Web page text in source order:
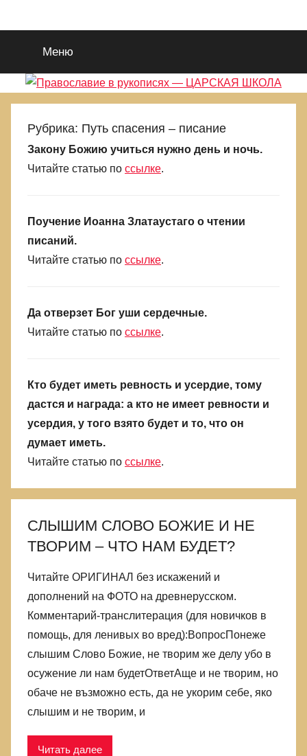
к
содержимому
Православие
рукописях
—
ЦАРСКАЯ
Славу
Исуса
Христа.
поиска
Царствия
Божиего
Его.
Выбираемся
лжи,
Меню
Рубрика: Путь спасения – писание
Закону Божию учиться нужно день и ночь.
Читайте статью по ссылке.
Поучение Иоанна Златаустаго о чтении
писаний.
Читайте статью по ссылке.
Да отверзет Бог уши сердечные.
Читайте статью по ссылке.
Кто будет иметь ревность и усердие, тому
дастся и награда: а кто не имеет ревности и
усердия, у того взято будет и то, что он
думает иметь.
Читайте статью по ссылке.
СЛЫШИМ СЛОВО БОЖИЕ И НЕ
ТВОРИМ – ЧТО НАМ БУДЕТ?
Читайте ОРИГИНАЛ без искажений и
дополнений на ФОТО на древнерусском.
Комментарий-транслитерация (для новичков в
помощь, для ленивых во вред):ВопросПонеже
слышим Слово Божие, не творим же делу убо в
осужение ли нам будетОтветАще и не творим, но
обаче не възможно есть, да не укорим себе, яко
слышим и не творим, и
Читать далее